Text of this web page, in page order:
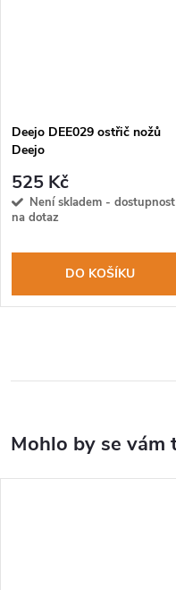
Deejo DEE029 ostřič nožů
Deejo
525 Kč
Není skladem - dostupnost
na dotaz
DO KOŠÍKU